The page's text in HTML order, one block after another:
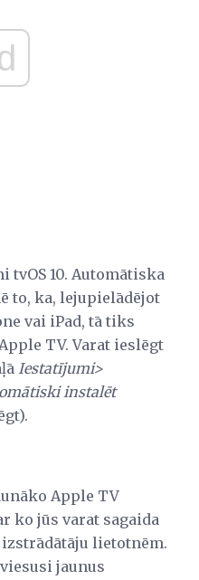
tvOS 10. Automātiska
to, ka, lejupielādējot
vai iPad, tā tiks
TV. Varat ieslēgt
Iestatījumi>
instalēt
Apple TV
ko jūs varat sagaida
lietotnēm.
jaunus